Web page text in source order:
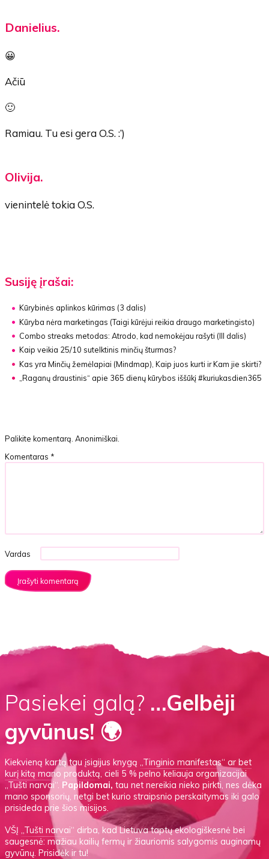
Danielius.
😀
Ačiū
🙂
Ramiau. Tu esi gera O.S. :’)
Olivija.
vienintelė tokia O.S.
Susiję įrašai:
Kūrybinės aplinkos kūrimas (3 dalis)
Kūryba nėra marketingas (Taigi kūrėjui reikia draugo marketingisto)
Combo streaks metodas: Atrodo, kad nemokėjau rašyti (III dalis)
Kaip veikia 25/10 sutelktinis minčių šturmas?
Kas yra Minčių žemėlapiai (Mindmap),Kaip juos kurti ir Kam jie skirti?
„Raganų draustinis“ apie 365 dienų kūrybos iššūkį #kuriukasdien365
Palikite komentarą. Anonimiškai.
Komentaras *
Vardas
Pasiekei galą? …Gelbėji
gyvūnus! 🌍
Kiekvieną kartą tau įsigijus knygą„Tinginio manifestas“ arbet
kurį kitą mano produktą, cieli 5 % pelno keliauja organizacijai
„Tušti narvai“. Papildomai, tau net nereikia nieko pirkti, nes dėka
mano sponsorių, netgi bet kurio straipsnio perskaitymas iki galo
prisideda prie šios misijos.
VŠĮ„Tušti narvai“ dirba, kad Lietuva taptų ekologiškesnė bei
saugesnė: mažiau kailių fermų ir žiauriomis salygomis auginamų
gyvūnų.Prisidėk ir tu!